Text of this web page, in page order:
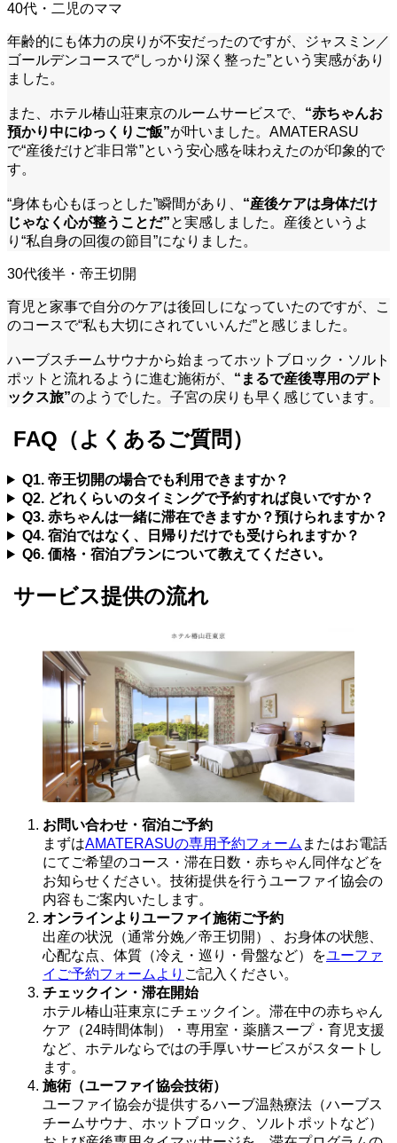
40代・二児のママ
年齢的にも体力の戻りが不安だったのですが、ジャスミン／
ゴールデンコースで“しっかり深く整った”という実感があり
ました。
また、ホテル椿山荘東京のルームサービスで、 “赤ちゃんお
預かり中にゆっくりご飯”が叶いました。AMATERASU
で“産後だけど非日常”という安心感を味わえたのが印象的で
す。
“身体も心もほっとした”瞬間があり、 “産後ケアは身体だけ
じゃなく心が整うことだ”と実感しました。産後というよ
り“私自身の回復の節目”になりました。
30代後半・帝王切開
育児と家事で自分のケアは後回しになっていたのですが、こ
のコースで“私も大切にされていいんだ”と感じました。
ハーブスチームサウナから始まってホットブロック・ソルト
ポットと流れるように進む施術が、 “まるで産後専用のデト
ックス旅”のようでした。子宮の戻りも早く感じています。
FAQ（よくあるご質問）
Q1. 帝王切開の場合でも利用できますか？
Q2. どれくらいのタイミングで予約すれば良いですか？
Q3. 赤ちゃんは一緒に滞在できますか？預けられますか？
Q4. 宿泊ではなく、日帰りだけでも受けられますか？
Q6. 価格・宿泊プランについて教えてください。
サービス提供の流れ
お問い合わせ・宿泊ご予約
まずはAMATERASUの専用予約フォーム またはお電話
にてご希望のコース・滞在日数・赤ちゃん同伴などを
お知らせください。技術提供を行うユーファイ協会の
内容もご案内いたします。
オンラインよりユーファイ施術ご予約
出産の状況（通常分娩／帝王切開）、お身体の状態、
心配な点、体質（冷え・巡り・骨盤など）をユーファ
イご予約フォームより ご記入ください。
チェックイン・滞在開始
ホテル椿山荘東京にチェックイン。滞在中の赤ちゃん
ケア（24時間体制）・専用室・薬膳スープ・育児支援
など、ホテルならではの手厚いサービスがスタートし
ます。
施術（ユーファイ協会技術）
ユーファイ協会が提供するハーブ温熱療法（ハーブス
チームサウナ、ホットブロック、ソルトポットなど）